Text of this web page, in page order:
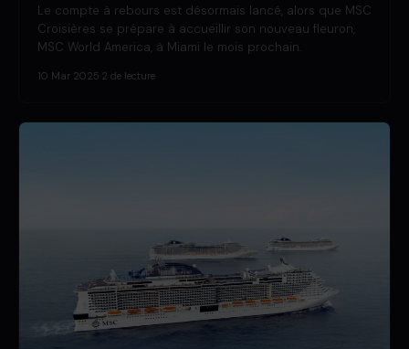
Le compte à rebours est désormais lancé, alors que MSC
Croisières se prépare à accueillir son nouveau fleuron,
MSC World America, à Miami le mois prochain.
10 Mar 2025 2 de lecture